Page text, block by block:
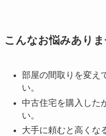
こんなお悩みありま
部屋の間取りを変え
い。
中古住宅を購入した
い。
大手に頼むと高くな